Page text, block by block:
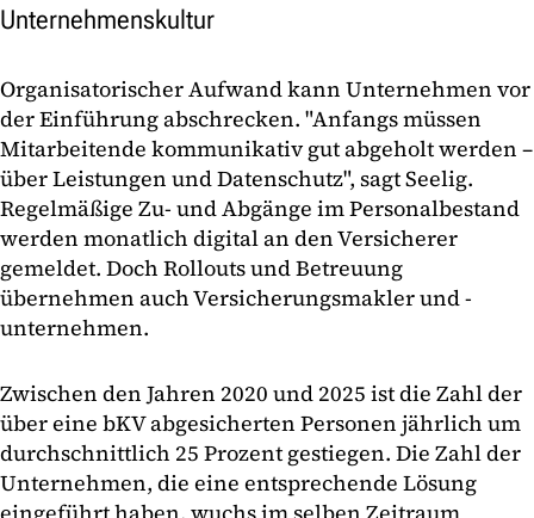
Unternehmenskultur
Organisatorischer Aufwand kann Unternehmen vor
der Einführung abschrecken. "Anfangs müssen
Mitarbeitende kommunikativ gut abgeholt werden –
über Leistungen und Datenschutz", sagt Seelig.
Regelmäßige Zu- und Abgänge im Personalbestand
werden monatlich digital an den Versicherer
gemeldet. Doch Rollouts und Betreuung
übernehmen auch Versicherungsmakler und -
unternehmen.
Zwischen den Jahren 2020 und 2025 ist die Zahl der
über eine bKV abgesicherten Personen jährlich um
durchschnittlich 25 Prozent gestiegen. Die Zahl der
Unternehmen, die eine entsprechende Lösung